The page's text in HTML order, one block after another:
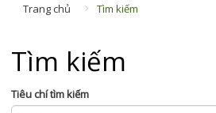
Trang chủ Tìm kiếm
Tìm kiếm
Tiêu chí tìm kiếm